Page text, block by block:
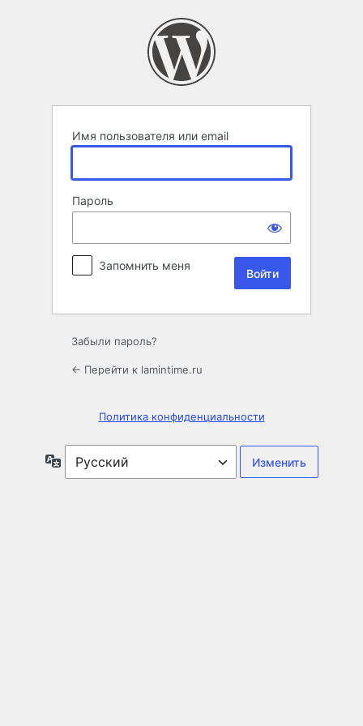
Имя пользователя или email
Пароль
Запомнить меня
Забыли пароль?
← Перейти к lamintime.ru
Политика конфиденциальности
Язык